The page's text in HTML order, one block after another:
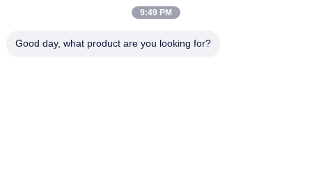
9:49 PM
Good day, what product are you looking for?